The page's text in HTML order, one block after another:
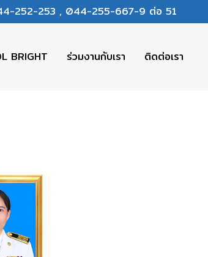
252-253 , 044-255-667-9 ต่อ 51
BRIGHT ร่วมงานกับเรา ติดต่อเรา